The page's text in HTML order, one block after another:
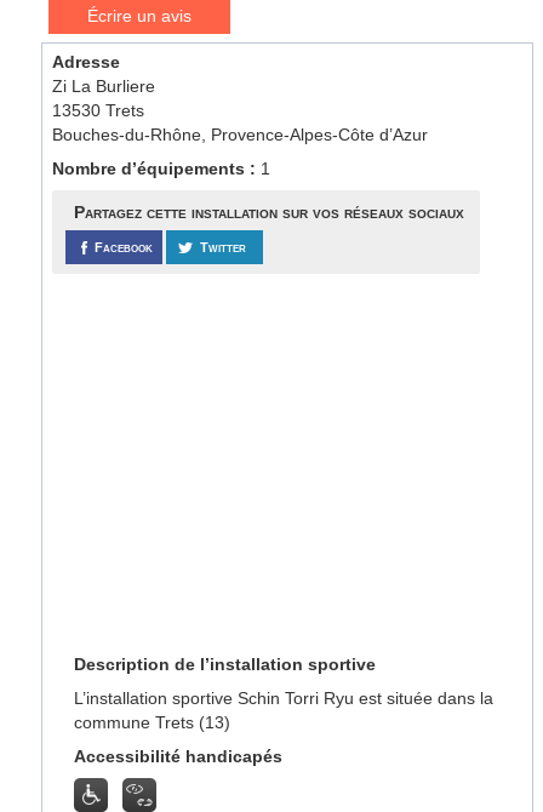
Écrire un avis
Adresse
Zi La Burliere
13530 Trets
Bouches-du-Rhône, Provence-Alpes-Côte d’Azur
Nombre d’équipements : 1
Partagez cette installation sur vos réseaux sociaux
Facebook Twitter
Description de l’installation sportive
L’installation sportive Schin Torri Ryu est située dans la
commune Trets (13)
Accessibilité handicapés